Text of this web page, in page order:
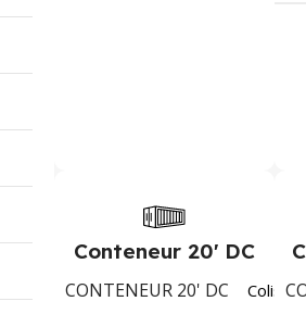
Conteneur 20' DC
CONTENEUR 20' DC 2288
Colis